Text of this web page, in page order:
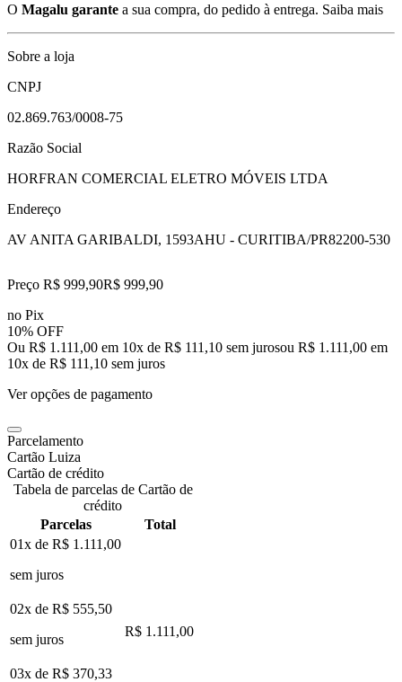
O Magalu garante a sua compra, do pedido à entrega. Saiba mais
Sobre a loja
CNPJ
02.869.763/0008-75
Razão Social
HORFRAN COMERCIAL ELETRO MÓVEIS LTDA
Endereço
AV ANITA GARIBALDI, 1593AHU - CURITIBA/PR82200-530
Preço R$ 999,90R$ 999,90
no Pix
10% OFF
Ou R$ 1.111,00 em 10x de R$ 111,10 sem jurosou R$ 1.111,00 em
10x de R$ 111,10 sem juros
Ver opções de pagamento
Parcelamento
Cartão Luiza
Cartão de crédito
Tabela de parcelas de Cartão de
crédito
Parcelas
Total
01x de R$ 1.111,00
sem juros
02x de R$ 555,50
sem juros
R$ 1.111,00
03x de R$ 370,33